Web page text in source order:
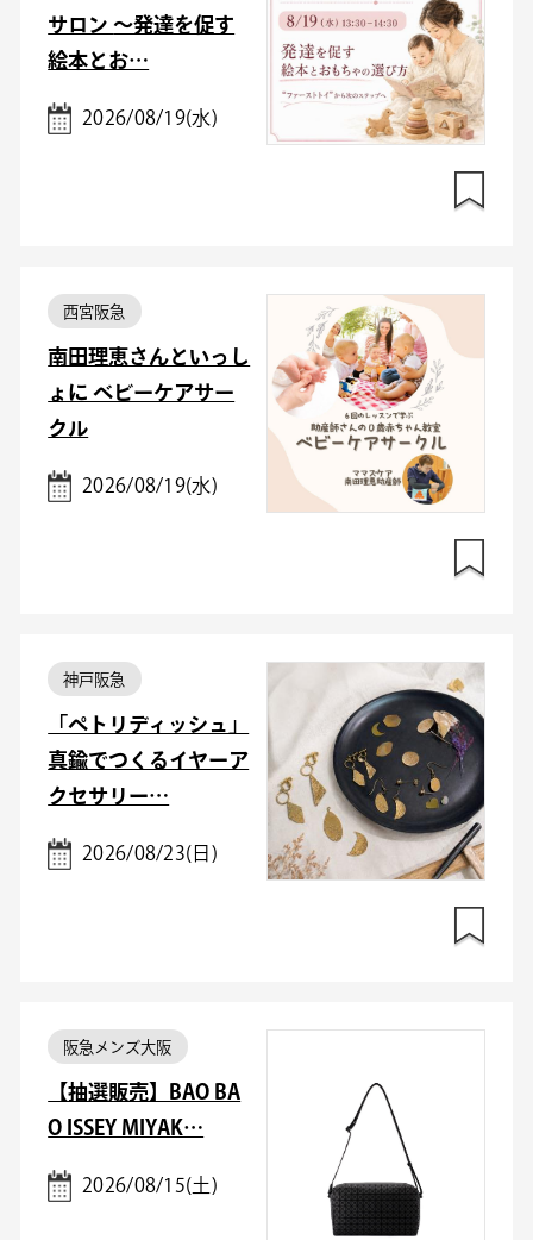
サロン ～発達を促す
絵本とお…
2026/08/19(水)
西宮阪急
南田理恵さんといっし
ょに ベビーケアサー
クル
2026/08/19(水)
神戸阪急
「ペトリディッシュ」
真鍮でつくるイヤーア
クセサリー…
2026/08/23(日)
阪急メンズ大阪
【抽選販売】BAO BA
O ISSEY MIYAK…
2026/08/15(土)